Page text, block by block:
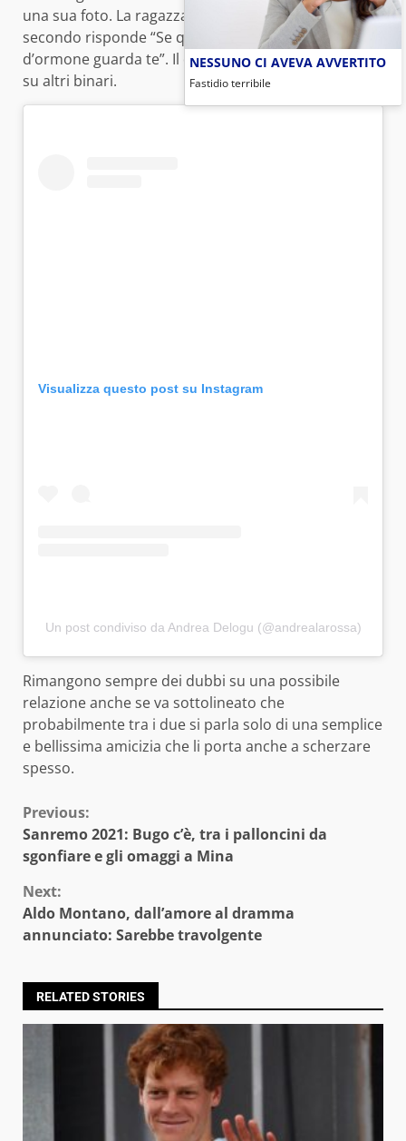
una sua foto. La ragazza dopo aver pensato qualche
secondo risponde “Se qualcuno cerca un po’
d’ormone guarda te”. Il discorso è stato poi portato
su altri binari.
Visualizza questo post su Instagram
Un post condiviso da Andrea Delogu (@andrealarossa)
Rimangono sempre dei dubbi su una possibile
relazione anche se va sottolineato che
probabilmente tra i due si parla solo di una semplice
e bellissima amicizia che li porta anche a scherzare
spesso.
Continue
Reading
Previous:
Sanremo 2021: Bugo c’è, tra i palloncini da
sgonfiare e gli omaggi a Mina
Next:
Aldo Montano, dall’amore al dramma
annunciato: Sarebbe travolgente
RELATED STORIES
NESSUNO CI AVEVA AVVERTITO
Fastidio terribile